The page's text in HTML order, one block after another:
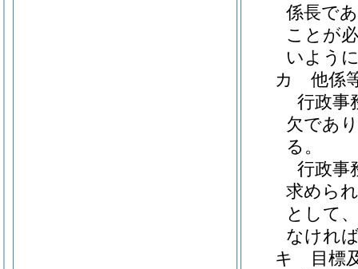
係長で
ことが
いよう
カ
他係
行政事
欠であ
る。
行政事
求めら
として
なけれ
キ
目標